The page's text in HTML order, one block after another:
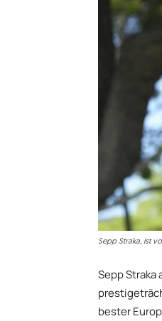
Sepp Straka, ist
Sepp Straka
bester